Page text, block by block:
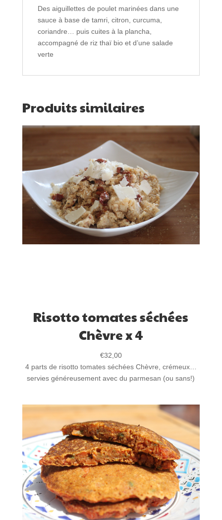
Des aiguillettes de poulet marinées dans une
sauce à base de tamri, citron, curcuma,
coriandre… puis cuites à la plancha,
accompagné de riz thaï bio et d’une salade
verte
Produits similaires
Risotto tomates séchées
Chèvre x 4
€32,00
4 parts de risotto tomates séchées Chèvre, crémeux…
servies généreusement avec du parmesan (ou sans!)